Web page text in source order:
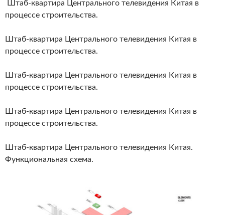
Штаб-квартира Центрального телевидения Китая в
процессе строительства.
Штаб-квартира Центрального телевидения Китая в
процессе строительства.
Штаб-квартира Центрального телевидения Китая в
процессе строительства.
Штаб-квартира Центрального телевидения Китая в
процессе строительства.
Штаб-квартира Центрального телевидения Китая.
Функциональная схема.